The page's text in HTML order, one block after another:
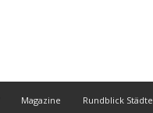
Magazine Rundblick Städte